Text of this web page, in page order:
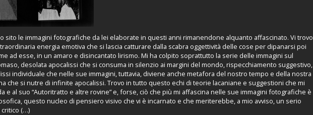
sito le immagini fotografiche da lei elaborate in questi anni rimanendone alquanto affascinato. Vi trovo
energia emotiva che si lascia catturare dalla scabra oggettività delle cose per dipanarsi poi
ad esse, in un amaro e disincantato lirismo. Mi ha colpito soprattutto la serie delle immagini sul
desolata apocalissi che si consuma in silenzio ai margini del mondo, rispecchiamento suggestivo,
individuale che nelle sue immagini, tuttavia, diviene anche metafora del nostro tempo e della nostra
che si nutre di infinite apocalissi. Trovo in tutto questo echi di teorie lacaniane e suggestioni che mi
e al suo “Autoritratto e altre rovine” e, forse, ciò che più mi affascina nelle sue immagini fotografiche è
questo nucleo di pensiero visivo che vi è incarnato e che meriterebbe, a mio avviso, un serio
(…)